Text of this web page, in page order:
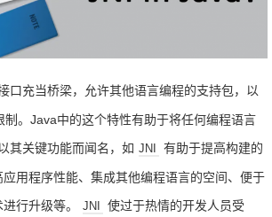
口充当桥梁，允许其他语言编程的支持包，以
制。Java中的这个特性有助于将任何编程语言
其关键功能而闻名，如 JNI 有助于提高构建的
用程序性能、集成其他编程语言的空间、便于
行升级等。
JNI 使过于热情的开发人员受